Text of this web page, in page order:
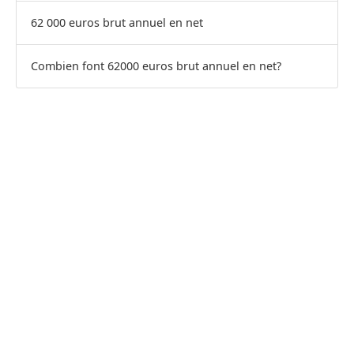
62 000 euros brut annuel en net
Combien font 62000 euros brut annuel en net?